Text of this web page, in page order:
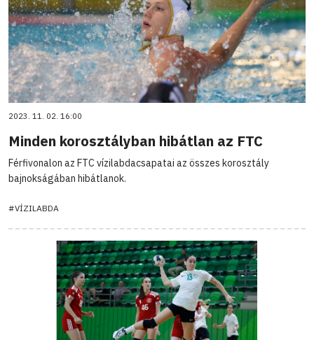
2023. 11. 02. 16:00
Minden korosztályban hibátlan az FTC
Férfivonalon az FTC vízilabdacsapatai az összes korosztály
bajnokságában hibátlanok.
#VÍZILABDA